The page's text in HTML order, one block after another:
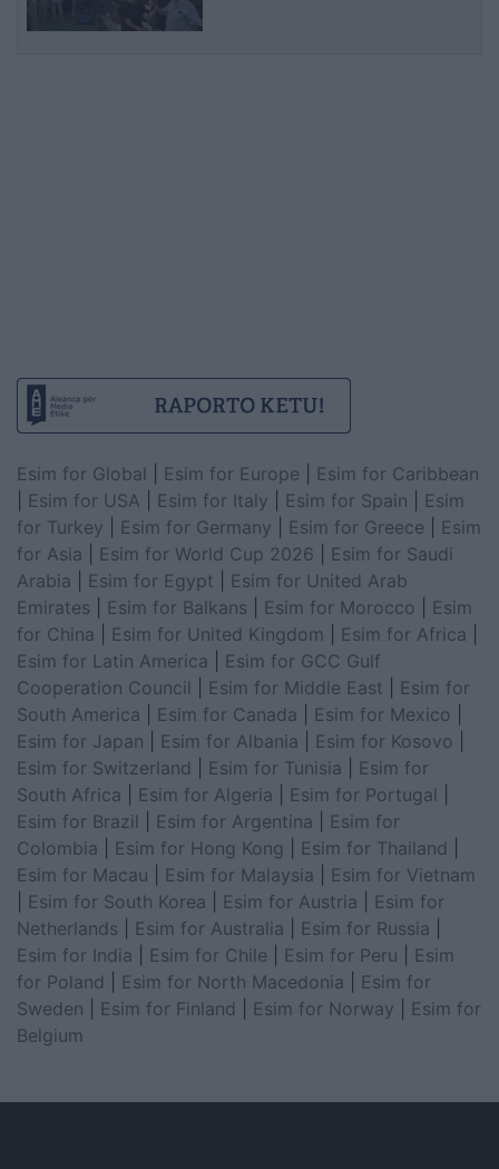
Esim for Global Esim for Europe
Esim for Caribbean
Esim for USA Esim for Italy Esim for Spain
Esim
for Turkey
Esim for Germany Esim for Greece
Esim
for Asia
Esim for World Cup 2026
Esim for Saudi
Arabia
Esim for Egypt
Esim for United Arab
Emirates
Esim for Balkans Esim for Morocco
Esim
for China
Esim for United Kingdom Esim for Africa
Esim for Latin America
Esim for GCC Gulf
Cooperation Council
Esim for Middle East
Esim for
South America
Esim for Canada Esim for Mexico
Esim for Japan
Esim for Albania Esim for Kosovo
Esim for Switzerland
Esim for Tunisia
Esim for
South Africa
Esim for Algeria Esim for Portugal
Esim for Brazil
Esim for Argentina
Esim for
Colombia
Esim for Hong Kong Esim for Thailand
Esim for Macau
Esim for Malaysia
Esim for Vietnam
Esim for South Korea Esim for Austria
Esim for
Netherlands
Esim for Australia Esim for Russia
Esim for India
Esim for Chile Esim for Peru
Esim
for Poland
Esim for North Macedonia
Esim for
Sweden
Esim for Finland Esim for Norway
Esim for
Belgium